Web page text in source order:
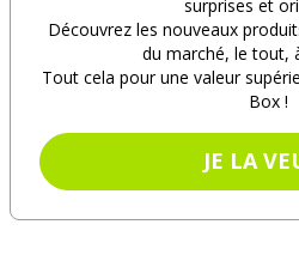
surprises et
Découvrez les nouveaux
du marché, le tout,
Tout cela pour une valeur
Box !
JE LA